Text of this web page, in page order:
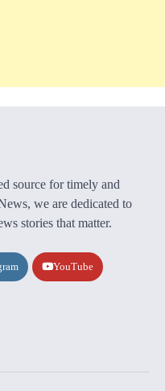
source for timely and
we are dedicated to
stories that matter.
YouTube